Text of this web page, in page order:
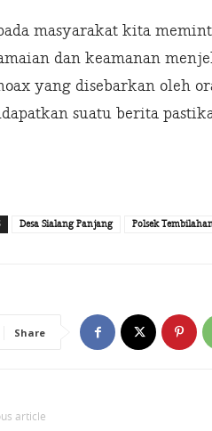
masyarakat kita
dan keamanan
yang disebarkan oleh
suatu berita
Desa Sialang Panjang Polsek
Share
article